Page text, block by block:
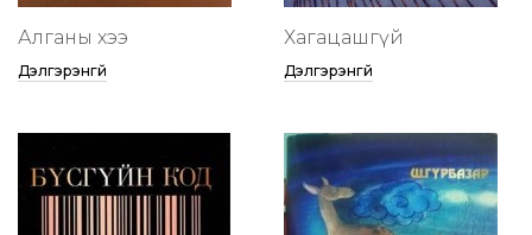
Алганы хээ
Дэлгэрэнгүй
Хагацашгүй
Дэлгэрэнгүй